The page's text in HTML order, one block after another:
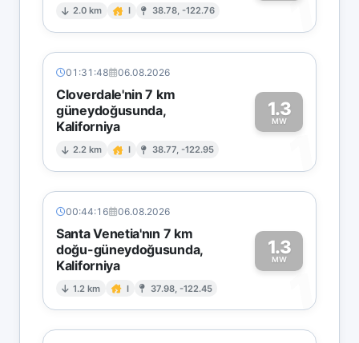
2.0 km I 38.78, -122.76 1
01:31:48 06.08.2026
Cloverdale'nin 7 km
güneydoğusunda,
Kaliforniya
2.2 km I 38.77, -122.95
1.3
MW
1
00:44:16 06.08.2026
Santa Venetia'nın 7 km
doğu-güneydoğusunda,
Kaliforniya
1.2 km I 37.98, -122.45
1.3
MW
1